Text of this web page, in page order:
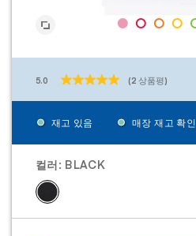
5.0 (2 상품평)
별
5
중
개
입
니
다.
2
재고 있음 매장 재고 확인
컬러: BLACK